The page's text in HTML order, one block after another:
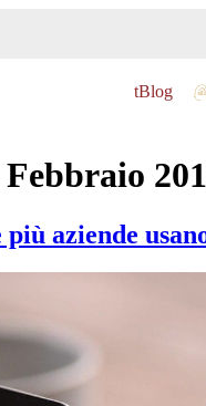
tBlog
Febbraio
aziende